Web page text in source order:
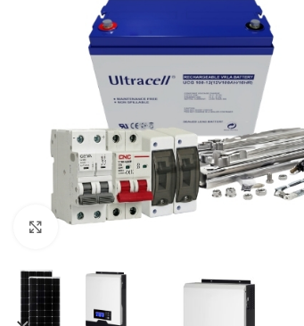
Clic para ampliar